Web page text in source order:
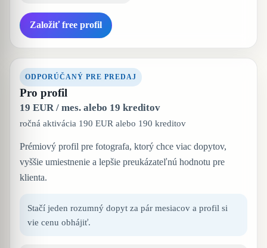
Založiť free profil
ODPORÚČANÝ PRE PREDAJ
Pro profil
19 EUR / mes. alebo 19 kreditov
ročná aktivácia 190 EUR alebo 190 kreditov
Prémiový profil pre fotografa, ktorý chce viac dopytov,
vyššie umiestnenie a lepšie preukázateľnú hodnotu pre
klienta.
Stačí jeden rozumný dopyt za pár mesiacov a profil si
vie cenu obhájiť.